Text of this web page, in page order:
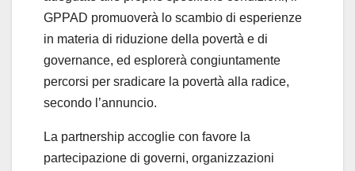
GPPAD promuoverà lo scambio di esperienze
in materia di riduzione della povertà e di
governance, ed esplorerà congiuntamente
percorsi per sradicare la povertà alla radice,
secondo l’annuncio.
La partnership accoglie con favore la
partecipazione di governi, organizzazioni